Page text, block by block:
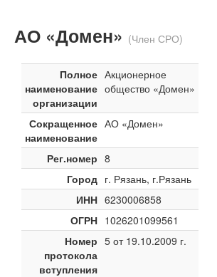
АО «Домен» (Член СРО)
Полное
наименование
организации
Акционерное
общество «Домен»
Сокращенное
наименование
АО «Домен»
Рег.номер 8
Город г. Рязань, г.Рязань
ИНН 6230006858
ОГРН 1026201099561
Номер
протокола
вступления
5 от 19.10.2009 г.